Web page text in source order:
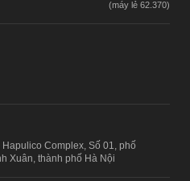
Complex, Số 01, phố
Xuân, thành phố Hà Nội